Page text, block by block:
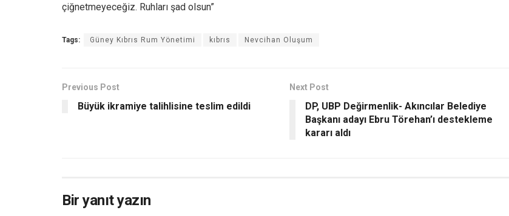
çiğnetmeyeceğiz. Ruhları şad olsun”
Tags: Güney Kıbrıs Rum Yönetimi kıbrıs Nevcihan Oluşum
Previous Post
Büyük ikramiye talihlisine teslim edildi
Next Post
DP, UBP Değirmenlik- Akıncılar Belediye
Başkanı adayı Ebru Törehan’ı destekleme
kararı aldı
Bir yanıt yazın